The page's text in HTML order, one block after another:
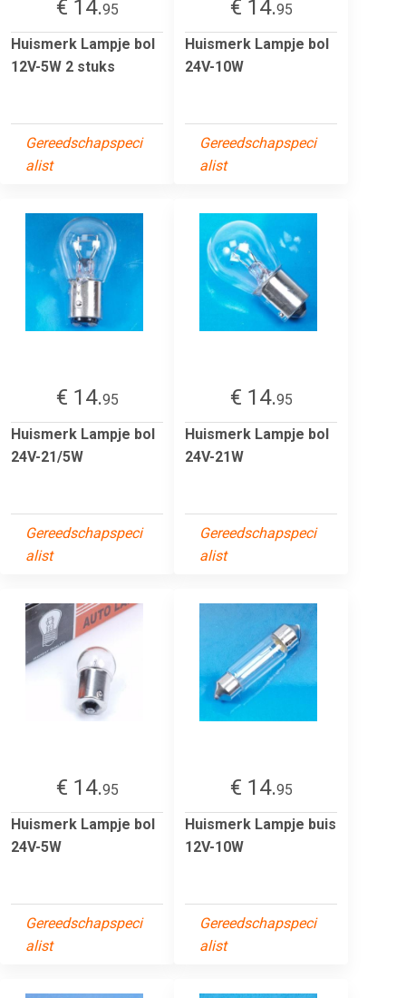
€ 14.95
Huismerk Lampje bol
12V-5W 2 stuks
Gereedschapspeci
alist
€ 14.95
Huismerk Lampje bol
24V-10W
Gereedschapspeci
alist
€ 14.95
Huismerk Lampje bol
24V-21/5W
Gereedschapspeci
alist
€ 14.95
Huismerk Lampje bol
24V-21W
Gereedschapspeci
alist
€ 14.95
Huismerk Lampje bol
24V-5W
Gereedschapspeci
alist
€ 14.95
Huismerk Lampje buis
12V-10W
Gereedschapspeci
alist